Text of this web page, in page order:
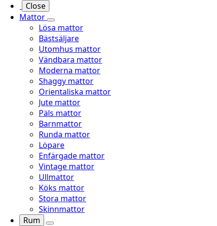
Close
Mattor
Lösa mattor
Bästsäljare
Utomhus mattor
Vändbara mattor
Moderna mattor
Shaggy mattor
Orientaliska mattor
Jute mattor
Päls mattor
Barnmattor
Runda mattor
Löpare
Enfärgade mattor
Vintage mattor
Ullmattor
Köks mattor
Stora mattor
Skinnmattor
Rum